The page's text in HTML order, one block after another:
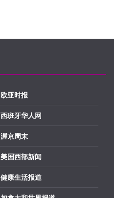
欧亚时报
西班牙华人网
渥京周末
美国西部新闻
健康生活报道